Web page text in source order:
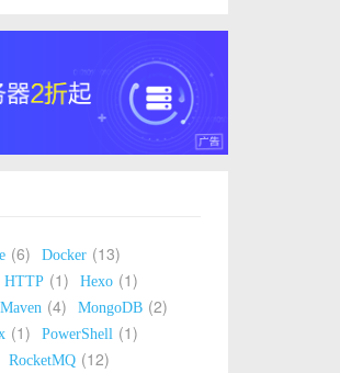
6 Docker 13
HTTP 1 Hexo 1
Maven 4 MongoDB 2
1 PowerShell 1
RocketMQ 12